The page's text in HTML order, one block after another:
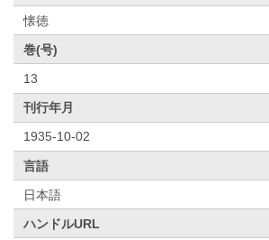
懐徳
巻(号)
13
刊行年月
1935-10-02
言語
日本語
ハンドルURL